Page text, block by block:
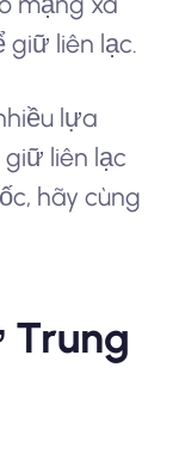
giữ liên lạc.
lựa
liên lạc
hãy cùng
Trung